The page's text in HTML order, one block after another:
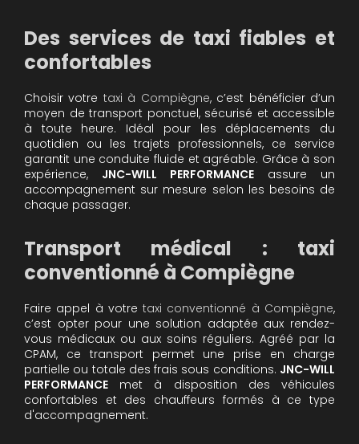
Des services de taxi fiables et
confortables
Choisir votre taxi à Compiègne, c’est bénéficier d’un
moyen de transport ponctuel, sécurisé et accessible
à toute heure. Idéal pour les déplacements du
quotidien ou les trajets professionnels, ce service
garantit une conduite fluide et agréable. Grâce à son
expérience, JNC-WILL PERFORMANCE assure un
accompagnement sur mesure selon les besoins de
chaque passager.
Transport médical : taxi
conventionné à Compiègne
Faire appel à votretaxi conventionné à Compiègne,
c’est opter pour une solution adaptée aux rendez-
vous médicaux ou aux soins réguliers. Agréé par la
CPAM, ce transport permet une prise en charge
partielle ou totale des frais sous conditions. JNC-WILL
PERFORMANCE met à disposition des véhicules
confortables et des chauffeurs formés à ce type
d'accompagnement.